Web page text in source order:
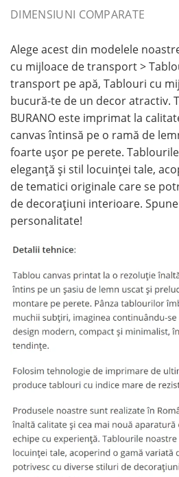
DIMENSIUNI COMPARATE
Alege acest din modelele
cu mijloace de transport >
transport pe apă, Tablouri cu
bucură-te de un decor atractiv.
BURANO este imprimat la
canvas întinsă pe o ramă de
foarte ușor pe perete.
eleganță și stil locuinței tale,
de tematici originale care se
de decorațiuni interioare.
personalitate!